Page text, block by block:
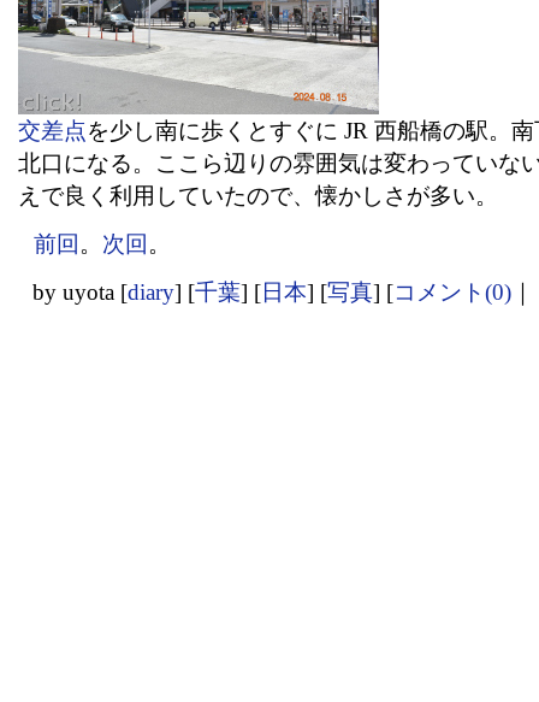
交差点を少し南に歩くとすぐに JR 西船橋の駅。
北口になる。ここら辺りの雰囲気は変わっていな
えで良く利用していたので、懐かしさが多い。
前回。 次回。
by uyota [diary] [千葉] [日本] [写真] [コメント(0) ｜